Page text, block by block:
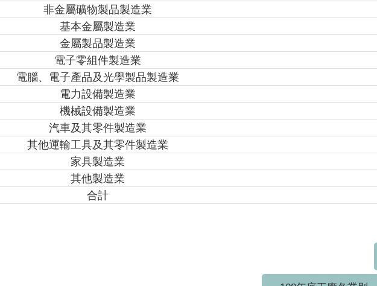
非金屬礦物製品製造業
基本金屬製造業
金屬製品製造業
電子零組件製造業
電腦、電子產品及光學製品製造業
電力設備製造業
機械設備製造業
汽車及其零件製造業
其他運輸工具及其零件製造業
家具製造業
其他製造業
合計